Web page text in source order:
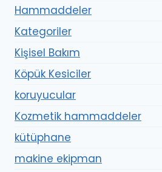
Hammaddeler
Kategoriler
Kişisel Bakım
Köpük Kesiciler
koruyucular
Kozmetik hammaddeler
kütüphane
makine ekipman